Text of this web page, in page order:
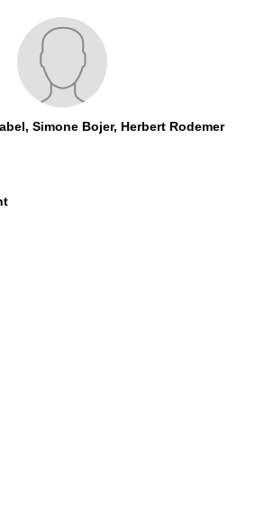
Simone Bojer, Herbert Rodemer